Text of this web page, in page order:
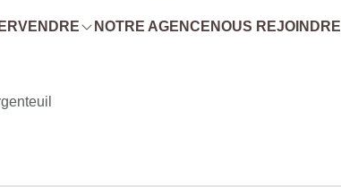
VENDRE NOTRE AGENCE NOUS REJOINDRE